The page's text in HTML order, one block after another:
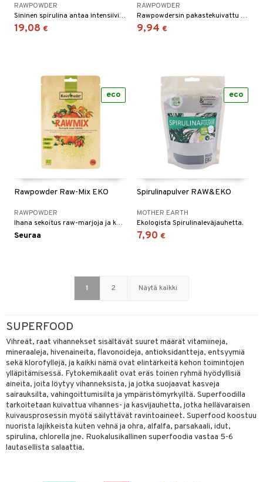
RAWPOWDER
Sininen spirulina antaa intensiivisen sinisen sävyn, joka piristää kaikkea smoothieista ja kulhoista leivonnaisiin ja jälkiruokiin.
19,08 €
RAWPOWDER
Rawpowdersin pakastekuivattu mango on rikkaan ja intensiivisen makuinen. Erinomainen jogurtin kanssa tai välipalana.
9,94 €
Rawpowder Raw-Mix EKO
RAWPOWDER
Ihana sekoitus raw-marjoja ja kaakao Nibsejä. Hyvä ja ravitseva välipala!
Seuraa
eco
Spirulinapulver RAW&EKO
MOTHER EARTH
Ekologista Spirulinaleväjauhetta.
7,90 €
eco
1 2 Näytä kaikki
SUPERFOOD
Vihreät, raat vihannekset sisältävät suuret määrät vitamiineja,
mineraaleja, hivenaineita, flavonoideja, antioksidantteja, entsyymiä
sekä klorofyllejä, ja kaikki nämä ovat elintärkeitä kehon toimintojen
ylläpitämisessä. Fytokemikaalit ovat eräs toinen ryhmä hyödyllisiä
aineita, joita löytyy vihanneksista, ja jotka suojaavat kasveja
sairauksilta, vahingoittumisilta ja ympäristömyrkyiltä. Superfoodilla
tarkoitetaan kuivattua vihannes- ja kasvijauhetta, jotka hellävaraisen
kuivausprosessin myötä säilyttävät ravintoaineet. Superfood koostuu
nuorista lajikkeista kuten vehnä ja ohra, alfalfa, parsakaali, idut,
spirulina, chlorella jne. Ruokalusikallinen superfoodia vastaa 5-6
lautasellista salaattia.